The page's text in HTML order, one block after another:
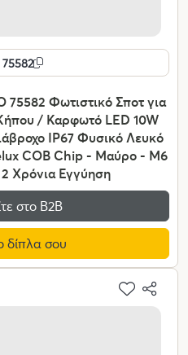
75582
75582 Φωτιστικό Σποτ για
/ Καρφωτό LED 10W
IP67 Φυσικό Λευκό
COB Chip - Μαύρο - Μ6
Χρόνια Εγγύηση
στο Β2Β
δίπλα σου